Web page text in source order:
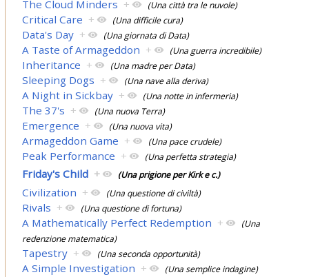
The Cloud Minders + (Una città tra le nuvole)
Critical Care + (Una difficile cura)
Data's Day + (Una giornata di Data)
A Taste of Armageddon + (Una guerra incredibile)
Inheritance + (Una madre per Data)
Sleeping Dogs + (Una nave alla deriva)
A Night in Sickbay + (Una notte in infermeria)
The 37's + (Una nuova Terra)
Emergence + (Una nuova vita)
Armageddon Game + (Una pace crudele)
Peak Performance + (Una perfetta strategia)
Friday's Child + (Una prigione per Kirk e c.)
Civilization + (Una questione di civiltà)
Rivals + (Una questione di fortuna)
A Mathematically Perfect Redemption +
(Una
redenzione matematica)
Tapestry + (Una seconda opportunità)
A Simple Investigation + (Una semplice indagine)